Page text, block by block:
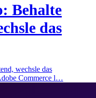
Behalte
das
wechsle das
Commerce l…